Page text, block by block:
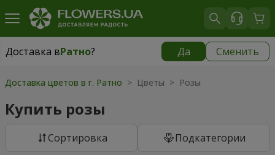
Доставка вРатно? Да Сменить
Доставка вРатно
Доставка цветов в г. Ратно > Цветы > Розы
Купить розы
Cортировка Подкатегории